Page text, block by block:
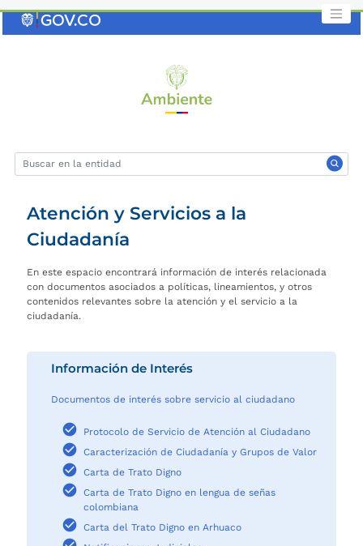
Atención y Servicios a la
Ciudadanía
En este espacio encontrará información de interés relacionada
con documentos asociados a políticas, lineamientos, y otros
contenidos relevantes sobre la atención y el servicio a la
ciudadanía.
Información de Interés
Documentos de interés sobre servicio al ciudadano
Protocolo de Servicio de Atención al Ciudadano
Caracterización de Ciudadanía y Grupos de Valor
Carta de Trato Digno
Carta de Trato Digno en lengua de señas
colombiana
Carta del Trato Digno en Arhuaco